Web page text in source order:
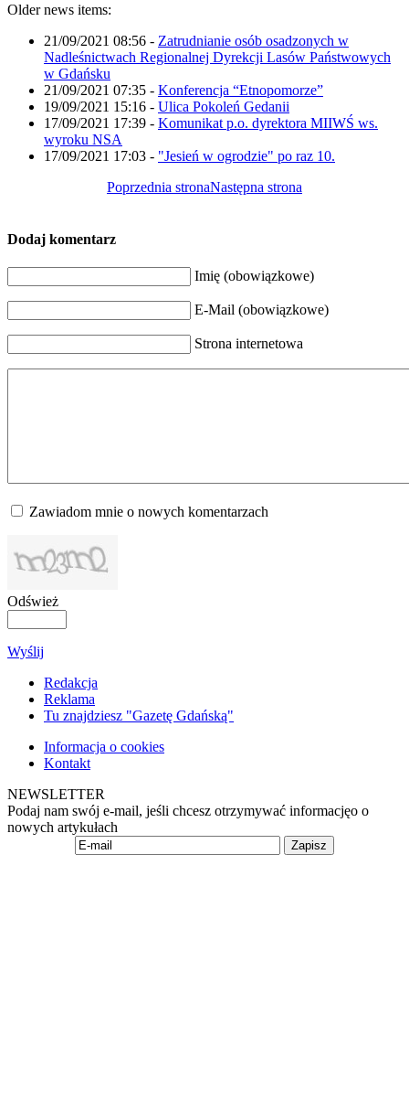
Older news items:
21/09/2021 08:56 - Zatrudnianie osób osadzonych w
Nadleśnictwach Regionalnej Dyrekcji Lasów Państwowych
w Gdańsku
21/09/2021 07:35 - Konferencja “Etnopomorze”
19/09/2021 15:16 - Ulica Pokoleń Gedanii
17/09/2021 17:39 - Komunikat p.o. dyrektora MIIWŚ ws.
wyroku NSA
17/09/2021 17:03 - "Jesień w ogrodzie" po raz 10.
Poprzednia stronaNastępna strona
Dodaj komentarz
Imię (obowiązkowe)
E-Mail (obowiązkowe)
Strona internetowa
Zawiadom mnie o nowych komentarzach
Odśwież
Wyślij
Redakcja
Reklama
Tu znajdziesz "Gazetę Gdańską"
Informacja o cookies
Kontakt
NEWSLETTER
Podaj nam swój e-mail, jeśli chcesz otrzymywać informacjęo o
nowych artykułach
Zapisz